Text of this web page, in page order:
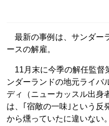
最新の事例は、サンダー
ースの解雇。
11月末に今季の解任監督
ンダーランドの地元ライバ
ディ（ニューカッスル出身
は、｢宿敵の一味｣という反
から燻っていたに違いない